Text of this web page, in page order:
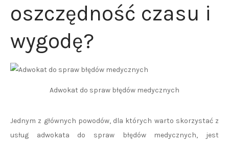
oszczędność czasu i
wygodę?
Adwokat do spraw błędów medycznych
Jednym z głównych powodów, dla których warto skorzystać z
usług adwokata do spraw błędów medycznych, jest